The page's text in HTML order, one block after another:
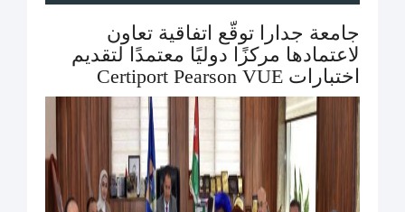
جامعة جدارا توقّع اتفاقية تعاون
لاعتمادها مركزًا دوليًا معتمدًا لتقديم
اختبارات Certiport Pearson VUE